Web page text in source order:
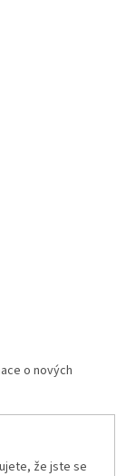
o nových
že jste se